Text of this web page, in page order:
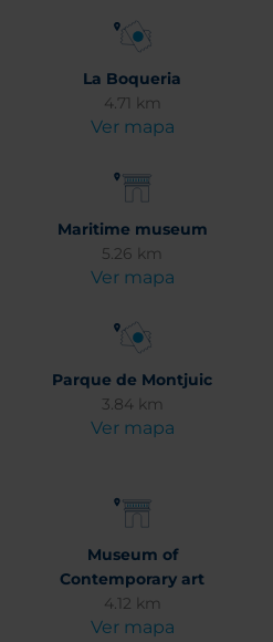
La Boqueria
4.71 km
Ver mapa
Maritime museum
5.26 km
Ver mapa
Parque de Montjuic
3.84 km
Ver mapa
Museum of
Contemporary art
4.12 km
Ver mapa